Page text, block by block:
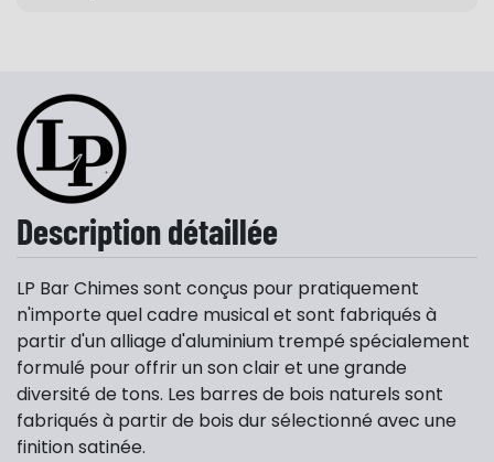
Description détaillée
LP Bar Chimes sont conçus pour pratiquement
n'importe quel cadre musical et sont fabriqués à
partir d'un alliage d'aluminium trempé spécialement
formulé pour offrir un son clair et une grande
diversité de tons. Les barres de bois naturels sont
fabriqués à partir de bois dur sélectionné avec une
finition satinée.